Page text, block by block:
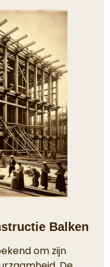
Balken
om zijn